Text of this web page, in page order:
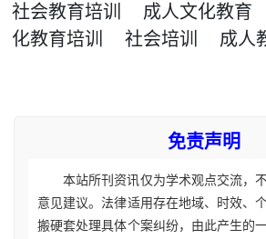
社会教育培训
成人文化教育
化教育培训
社会培训 成人
免责声明
本站所刊资讯仅为学术观点交流，
意见建议。法律适用存在地域、时效、
搬硬套处理具体个案纠纷，由此产生的